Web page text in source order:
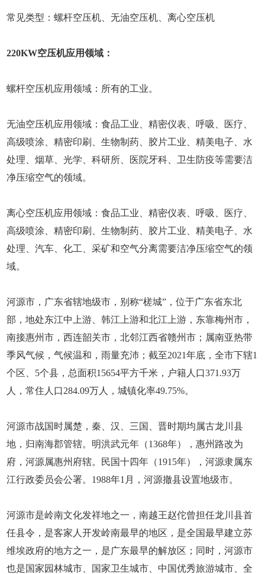
常见类型：螺杆空压机、无油空压机、离心空压机
220KW空压机应用领域：
螺杆空压机应用领域：所有的工业。
无油空压机应用领域：食品工业、精密仪表、呼吸、医疗、
高级喷涂、精密印刷、生物制药、胶片工业、精美电子、水
处理、烟草、光学、科研所、医院牙科、卫生防疫等需要洁
净压缩空气的领域。
离心空压机应用领域：食品工业、精密仪表、呼吸、医疗、
高级喷涂、精密印刷、生物制药、胶片工业、精美电子、水
处理、汽车、化工、采矿和空气分离需要洁净压缩空气的领
域。
河源市，广东省辖地级市，别称“槎城”，位于广东省东北
部，地处东江中上游、韩江上游和北江上游，东靠梅州市，
南接惠州市，西连韶关市，北邻江西省赣州市；属南亚热带
季风气候，气候温和，雨量充沛；截至2021年底，全市下辖1
个区、5个县，总面积15654平方千米，户籍人口371.93万
人，常住人口284.09万人，城镇化率49.75%。
河源市战国时属楚，秦、汉、三国、晋时期均属古龙川县
地，归南海郡管辖。明洪武元年（1368年），惠州路改为
府，河源属惠州府辖。民国十四年（1915年），河源隶属东
江行政委员会公署。1988年1月，河源撤县设置地级市。
河源市是岭南文化发祥地之一，南越王赵佗曾担任龙川县首
任县令，是客家人开发岭南最早的地区，是全国最早建立苏
维埃政府的地方之一，是广东最早的解放区；同时，河源市
也是国家园林城市、国家卫生城市、中国优秀旅游城市、全